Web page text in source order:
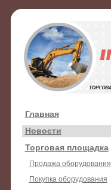
Главная
Новости
Торговая площадка
Продажа оборудования
Покупка оборудования